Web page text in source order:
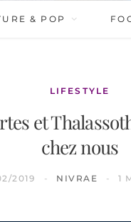
& POP
LIFESTYLE
et
chez nous
2019 NIVRAE 1